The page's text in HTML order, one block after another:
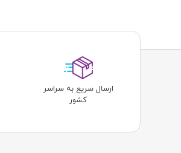
ارسال سریع به سراسر
کشور